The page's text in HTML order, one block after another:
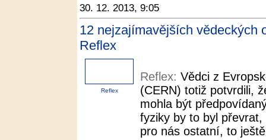
30. 12. 2013, 9:05
12 nejzajímavějších vědeckých
Reflex
Reflex
Reflex: Vědci z
(CERN) totiž potvrdili,
mohla být
fyziky by to byl
pro nás ostatní, to